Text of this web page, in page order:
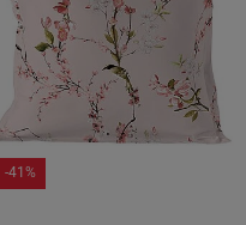
-41%